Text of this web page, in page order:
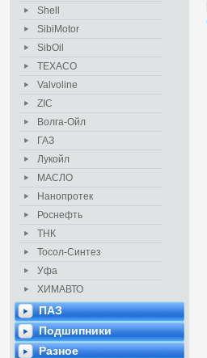
Shell
SibiMotor
SibOil
TEXACO
Valvoline
ZIC
Волга-Ойл
ГАЗ
Лукойл
МАСЛО
Нанопротек
Роснефть
ТНК
Тосол-Синтез
Уфа
ХИМАВТО
ПАЗ
Подшипники
Разное